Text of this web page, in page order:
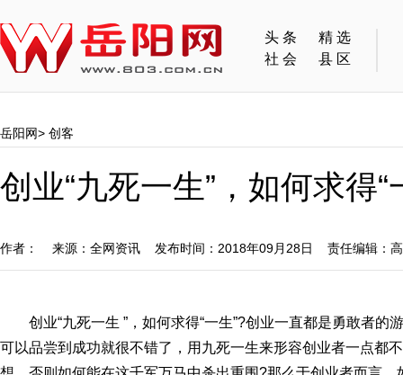
头条
精选
社会
县区
岳阳网> 创客
创业“九死一生”，如何求得“
作者： 来源：全网资讯 发布时间：2018年09月28日 责任编辑：
创业“九死一生 ”，如何求得“一生”?创业一直都是勇敢者
可以品尝到成功就很不错了，用九死一生来形容创业者一点都